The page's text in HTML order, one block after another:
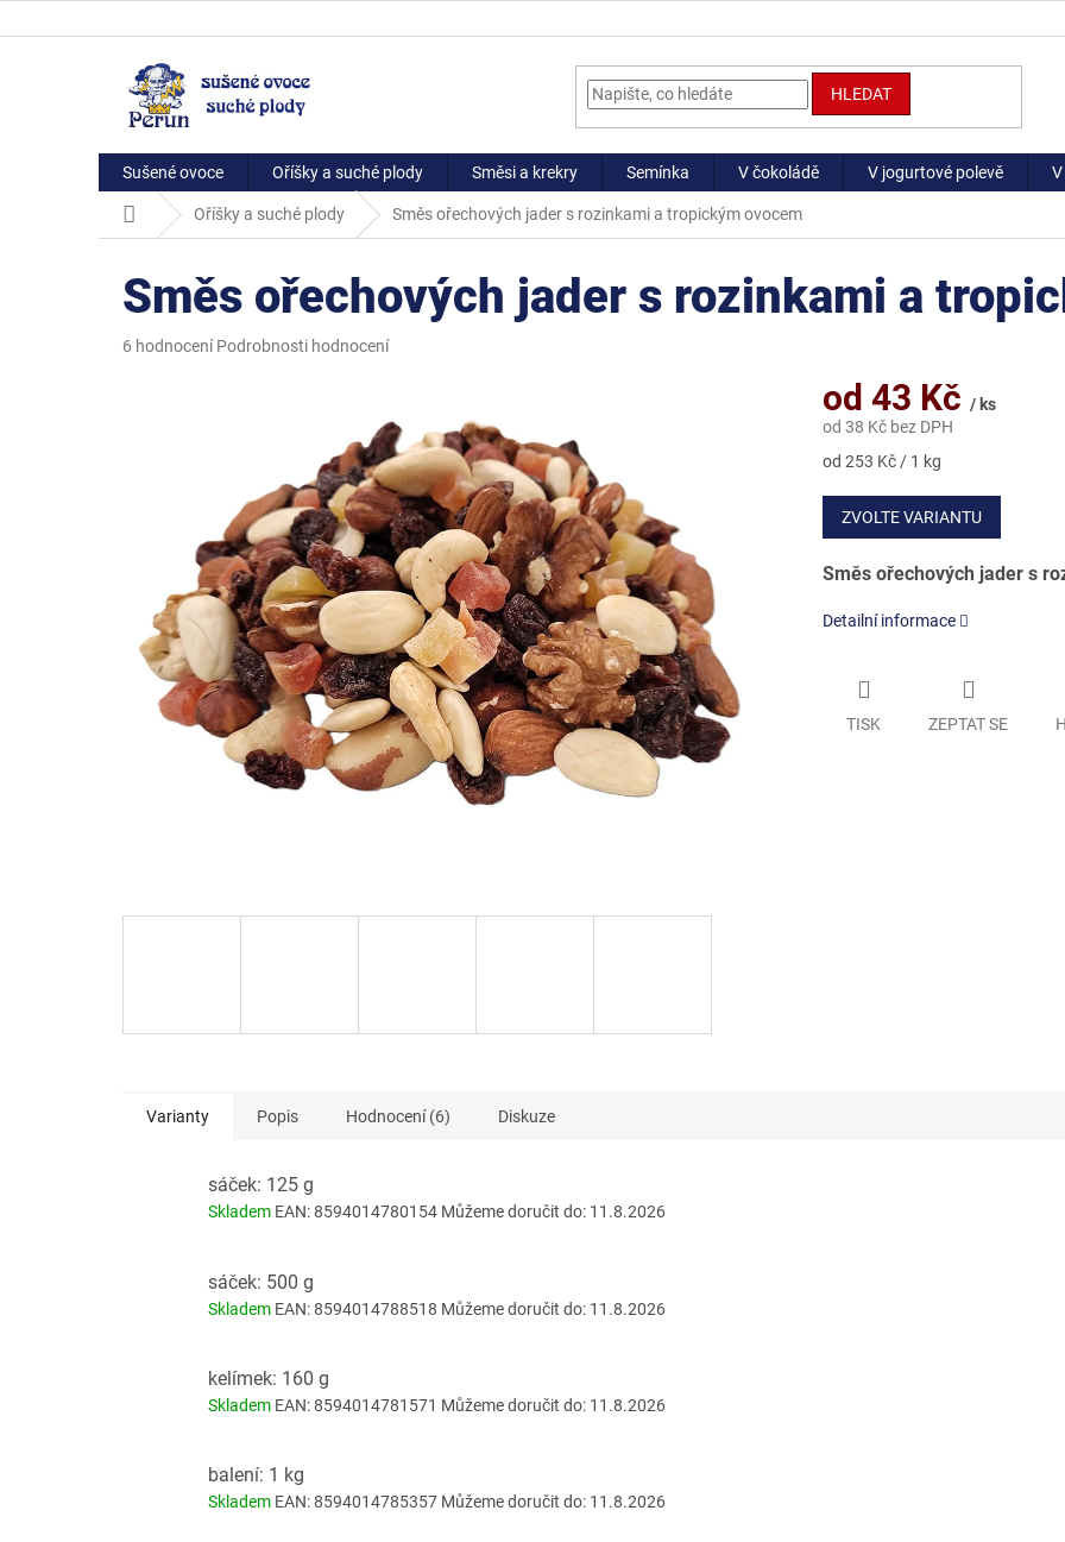
na
HLEDAT
Sušené ovoce Oříšky a suché plody Směsi a krekry Semínka V čokoládě V jogurtové polevě
Domů Oříšky a suché plody Směs ořechových jader s rozinkami a tropickým ovocem
Směs ořechových jader s rozinkami a
Průměrné
6 hodnocení Podrobnosti hodnocení
od 43 Kč / ks
od 38 Kč bez DPH
Měrná
od 253 Kč / 1 kg
ZVOLTE VARIANTU
Směs ořechových jader s
Detailní informace
TISK ZEPTAT SE
Varianty Popis Hodnocení (6) Diskuze
sáček: 125 g
Skladem EAN:8594014780154 Můžeme doručit do: 11.8.2026
sáček: 500 g
Skladem EAN:8594014788518 Můžeme doručit do: 11.8.2026
kelímek: 160 g
Skladem EAN:8594014781571 Můžeme doručit do: 11.8.2026
balení: 1 kg
Skladem EAN:8594014785357 Můžeme doručit do: 11.8.2026